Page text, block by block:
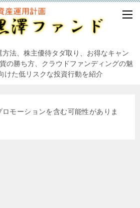
法、株主優待タダ取り、お得なキャン
の勝ち方、クラウドファンディングの魅
けた低リスクな投資行動を紹介
モーションを含む可能性がありま